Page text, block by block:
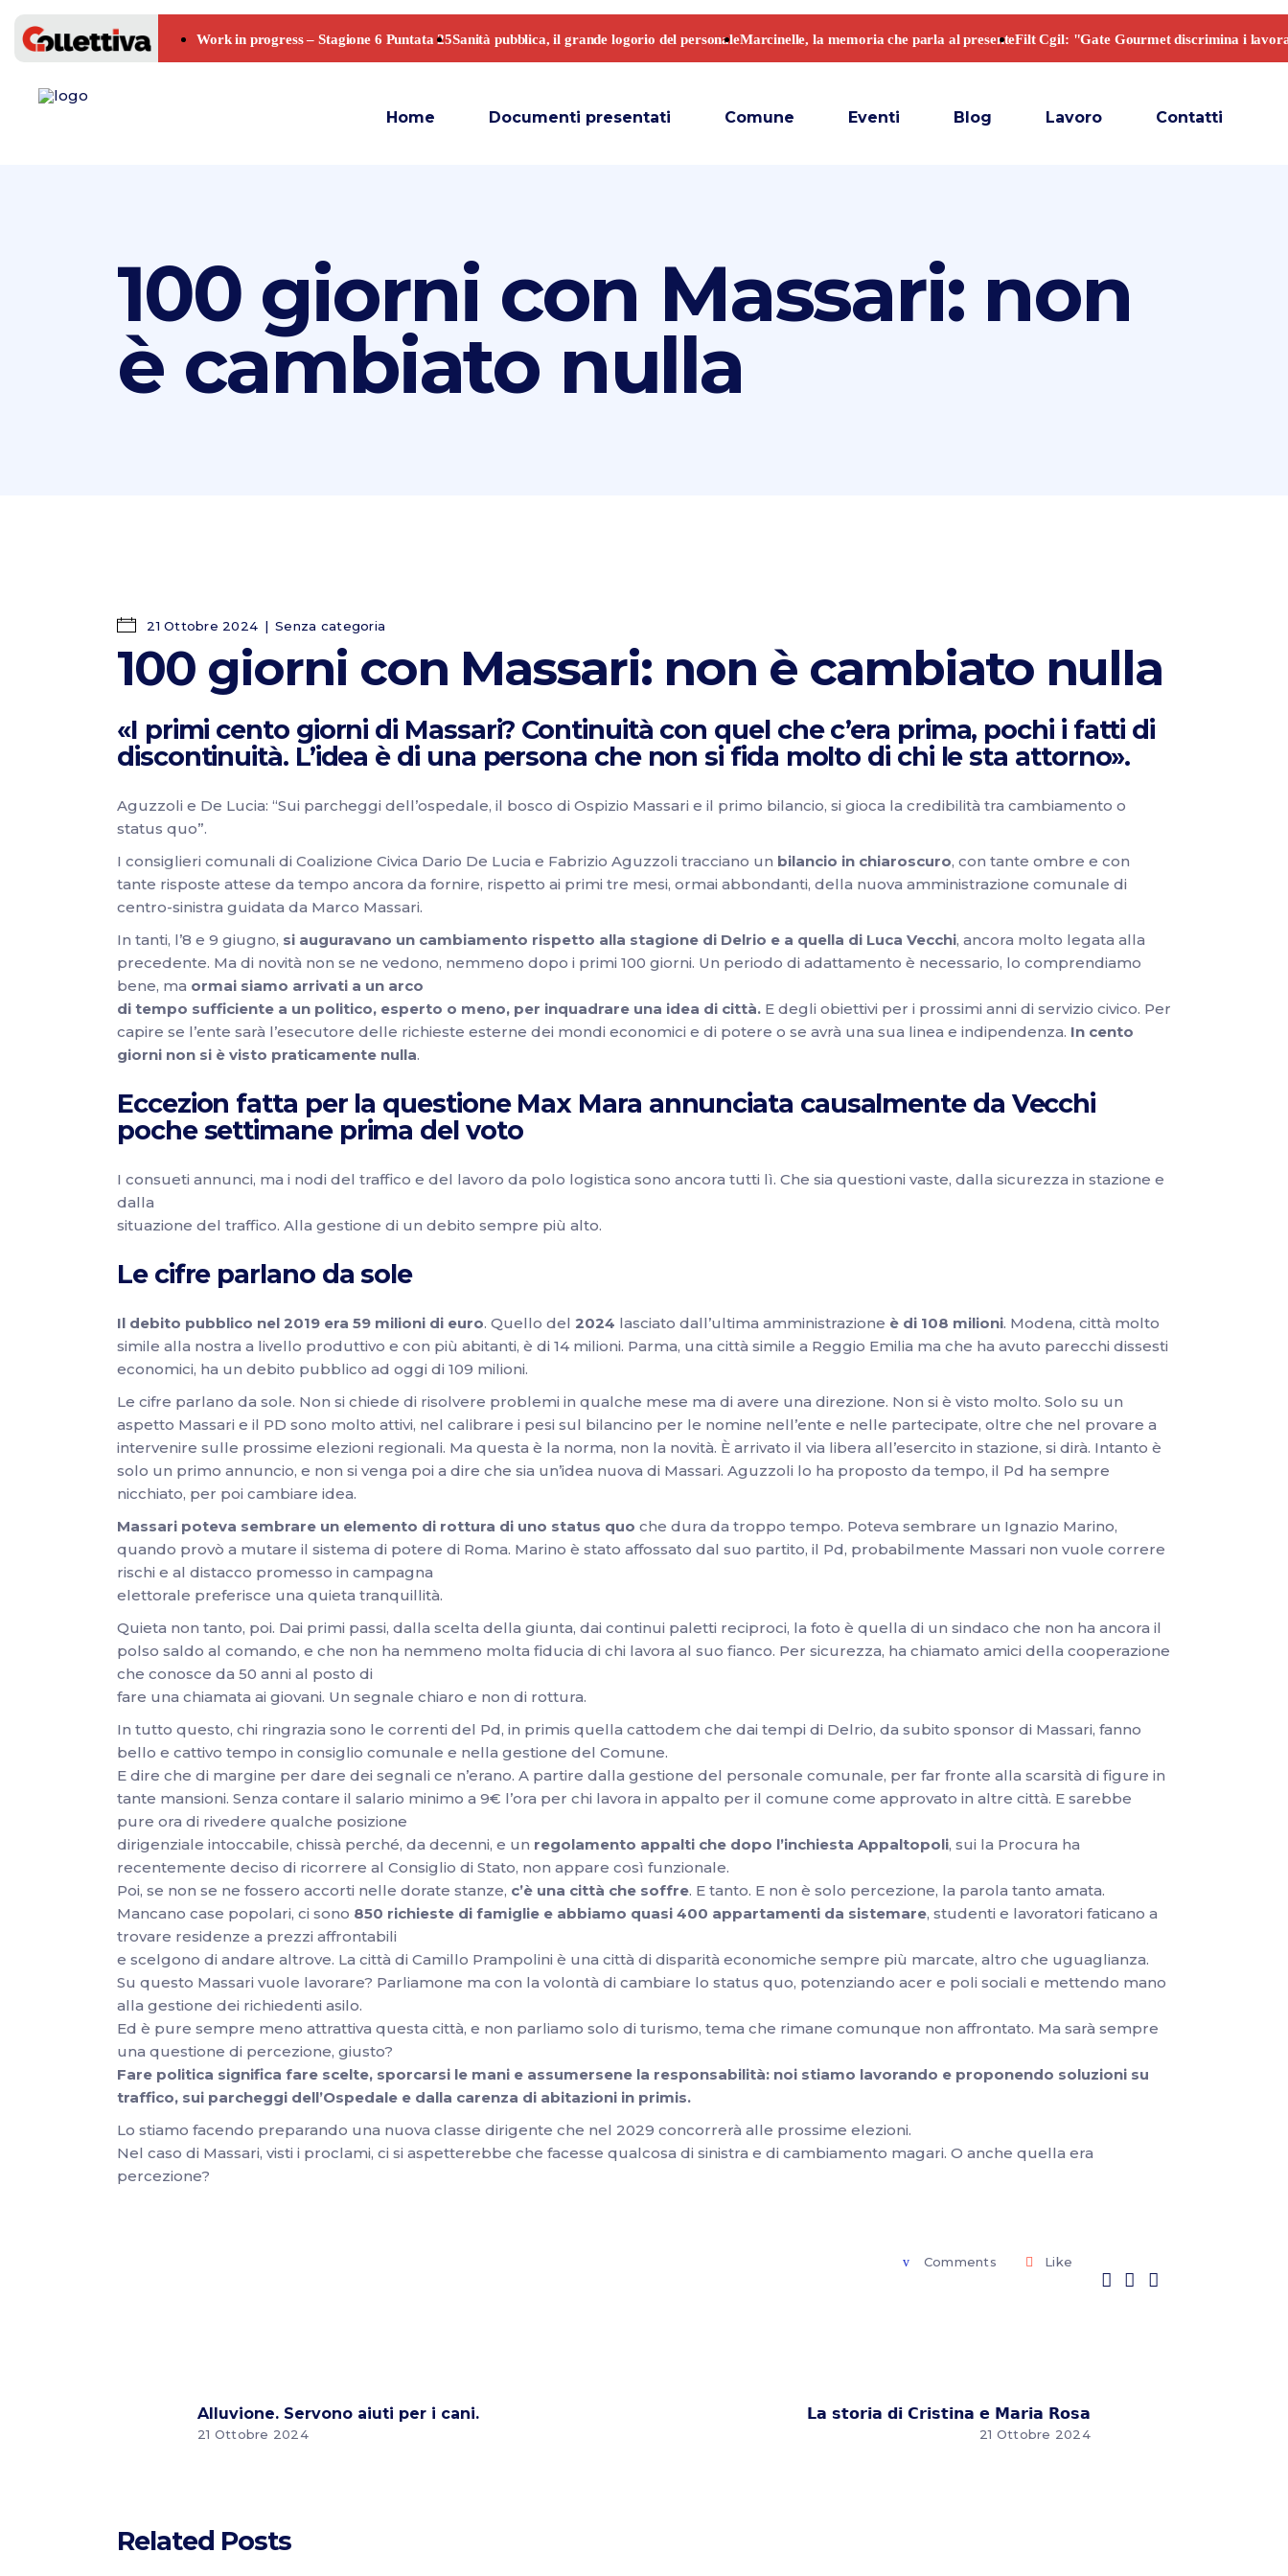
Home Documenti presentati Comune Eventi Blog Lavoro Contatti
100 giorni con Massari: non
è cambiato nulla
21 Ottobre 2024 Senza categoria
100 giorni con Massari: non è cambiato nulla
«I primi cento giorni di Massari? Continuità con quel che c’era prima, pochi i fatti di
discontinuità. L’idea è di una persona che non si fida molto di chi le sta attorno».
Aguzzoli e De Lucia: “Sui parcheggi dell’ospedale, il bosco di Ospizio Massari e il primo bilancio, si gioca la credibilità tra cambiamento o
status quo”.
I consiglieri comunali di Coalizione Civica Dario De Lucia e Fabrizio Aguzzoli tracciano un bilancio in chiaroscuro, con tante ombre e con
tante risposte attese da tempo ancora da fornire, rispetto ai primi tre mesi, ormai abbondanti, della nuova amministrazione comunale di
centro-sinistra guidata da Marco Massari.
In tanti, l’8 e 9 giugno, si auguravano un cambiamento rispetto alla stagione di Delrio e a quella di Luca Vecchi, ancora molto legata alla
precedente. Ma di novità non se ne vedono, nemmeno dopo i primi 100 giorni. Un periodo di adattamento è necessario, lo comprendiamo
bene, ma ormai siamo arrivati a un arco
di tempo sufficiente a un politico, esperto o meno, per inquadrare una idea di città. E degli obiettivi per i prossimi anni di servizio civico. Per
capire se l’ente sarà l’esecutore delle richieste esterne dei mondi economici e di potere o se avrà una sua linea e indipendenza. In cento
giorni non si è visto praticamente nulla.
Eccezion fatta per la questione Max Mara annunciata causalmente da Vecchi
poche settimane prima del voto
I consueti annunci, ma i nodi del traffico e del lavoro da polo logistica sono ancora tutti lì. Che sia questioni vaste, dalla sicurezza in stazione e
dalla
situazione del traffico. Alla gestione di un debito sempre più alto.
Le cifre parlano da sole
Il debito pubblico nel 2019 era 59 milioni di euro. Quello del 2024 lasciato dall’ultima amministrazione è di 108 milioni. Modena, città molto
simile alla nostra a livello produttivo e con più abitanti, è di 14 milioni. Parma, una città simile a Reggio Emilia ma che ha avuto parecchi dissesti
economici, ha un debito pubblico ad oggi di 109 milioni.
Le cifre parlano da sole. Non si chiede di risolvere problemi in qualche mese ma di avere una direzione. Non si è visto molto. Solo su un
aspetto Massari e il PD sono molto attivi, nel calibrare i pesi sul bilancino per le nomine nell’ente e nelle partecipate, oltre che nel provare a
intervenire sulle prossime elezioni regionali. Ma questa è la norma, non la novità. È arrivato il via libera all’esercito in stazione, si dirà. Intanto è
solo un primo annuncio, e non si venga poi a dire che sia un’idea nuova di Massari. Aguzzoli lo ha proposto da tempo, il Pd ha sempre
nicchiato, per poi cambiare idea.
Massari poteva sembrare un elemento di rottura di uno status quo che dura da troppo tempo. Poteva sembrare un Ignazio Marino,
quando provò a mutare il sistema di potere di Roma. Marino è stato affossato dal suo partito, il Pd, probabilmente Massari non vuole correre
rischi e al distacco promesso in campagna
elettorale preferisce una quieta tranquillità.
Quieta non tanto, poi. Dai primi passi, dalla scelta della giunta, dai continui paletti reciproci, la foto è quella di un sindaco che non ha ancora il
polso saldo al comando, e che non ha nemmeno molta fiducia di chi lavora al suo fianco. Per sicurezza, ha chiamato amici della cooperazione
che conosce da 50 anni al posto di
fare una chiamata ai giovani. Un segnale chiaro e non di rottura.
In tutto questo, chi ringrazia sono le correnti del Pd, in primis quella cattodem che dai tempi di Delrio, da subito sponsor di Massari, fanno
bello e cattivo tempo in consiglio comunale e nella gestione del Comune.
E dire che di margine per dare dei segnali ce n’erano. A partire dalla gestione del personale comunale, per far fronte alla scarsità di figure in
tante mansioni. Senza contare il salario minimo a 9€ l’ora per chi lavora in appalto per il comune come approvato in altre città. E sarebbe
pure ora di rivedere qualche posizione
dirigenziale intoccabile, chissà perché, da decenni, e un regolamento appalti che dopo l’inchiesta Appaltopoli, sui la Procura ha
recentemente deciso di ricorrere al Consiglio di Stato, non appare così funzionale.
Poi, se non se ne fossero accorti nelle dorate stanze, c’è una città che soffre. E tanto. E non è solo percezione, la parola tanto amata.
Mancano case popolari, ci sono 850 richieste di famiglie e abbiamo quasi 400 appartamenti da sistemare, studenti e lavoratori faticano a
trovare residenze a prezzi affrontabili
e scelgono di andare altrove. La città di Camillo Prampolini è una città di disparità economiche sempre più marcate, altro che uguaglianza.
Su questo Massari vuole lavorare? Parliamone ma con la volontà di cambiare lo status quo, potenziando acer e poli sociali e mettendo mano
alla gestione dei richiedenti asilo.
Ed è pure sempre meno attrattiva questa città, e non parliamo solo di turismo, tema che rimane comunque non affrontato. Ma sarà sempre
una questione di percezione, giusto?
Fare politica significa fare scelte, sporcarsi le mani e assumersene la responsabilità: noi stiamo lavorando e proponendo soluzioni su
traffico, sui parcheggi dell’Ospedale e dalla carenza di abitazioni in primis.
Lo stiamo facendo preparando una nuova classe dirigente che nel 2029 concorrerà alle prossime elezioni.
Nel caso di Massari, visti i proclami, ci si aspetterebbe che facesse qualcosa di sinistra e di cambiamento magari. O anche quella era
percezione?
Comments Like
Alluvione. Servono aiuti per i cani.
21 Ottobre 2024
𝗟𝗮 𝘀𝘁𝗼𝗿𝗶𝗮 𝗱𝗶 𝗖𝗿𝗶𝘀𝘁𝗶𝗻𝗮 𝗲 𝗠𝗮𝗿𝗶𝗮 𝗥𝗼𝘀𝗮
21 Ottobre 2024
Related Posts